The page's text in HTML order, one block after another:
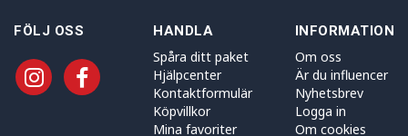
FÖLJ OSS HANDLA
Spåra ditt paket
Hjälpcenter
Kontaktformulär
Köpvillkor
Mina favoriter
INFORMATION
Om oss
Är du influencer
Nyhetsbrev
Logga in
Om cookies